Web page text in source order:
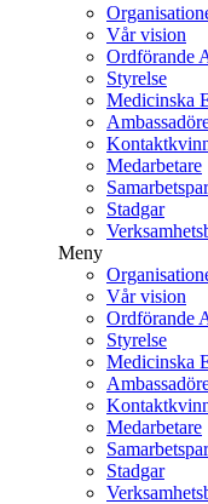
Vår vision
Ordförande
Styrelse
Medicinska
Medarbetare
Stadgar
Meny
Vår vision
Ordförande
Styrelse
Medicinska
Medarbetare
Stadgar